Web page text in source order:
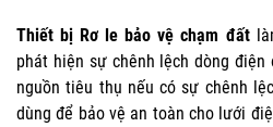
Thiết bị Rơ le bảo vệ chạm đất
phát hiện sự chênh lệch dòng
nguồn tiêu thụ nếu có sự chênh
dùng để bảo vệ an toàn cho lưới